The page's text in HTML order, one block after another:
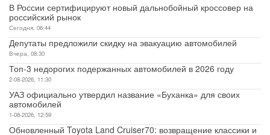
В России сертифицируют новый дальнобойный кроссовер на
российский рынок
Сегодня, 06:44
Депутаты предложили скидку на эвакуацию автомобилей
Вчера, 08:30
Топ-3 недорогих подержанных автомобилей в 2026 году
2-08-2026, 11:30
УАЗ официально утвердил название «Буханка» для своих
автомобилей
1-08-2026, 12:59
Обновленный Toyota Land Cruiser70: возвращение классики и